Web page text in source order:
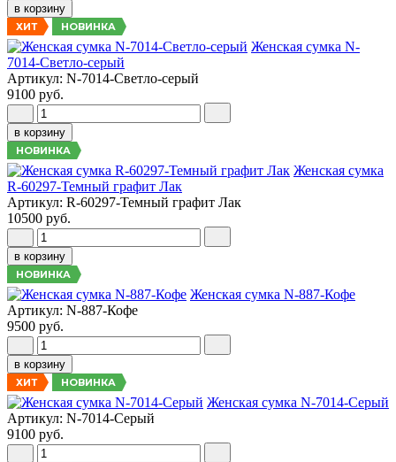
в корзину
ХИТ НОВИНКА
Женская сумка N-
7014-Светло-серый
Артикул: N-7014-Светло-серый
9100 руб.
в корзину
НОВИНКА
Женская сумка
R-60297-Темный графит Лак
Артикул: R-60297-Темный графит Лак
10500 руб.
в корзину
НОВИНКА
Женская сумка N-887-Кофе
Артикул: N-887-Кофе
9500 руб.
в корзину
ХИТ НОВИНКА
Женская сумка N-7014-Серый
Артикул: N-7014-Серый
9100 руб.